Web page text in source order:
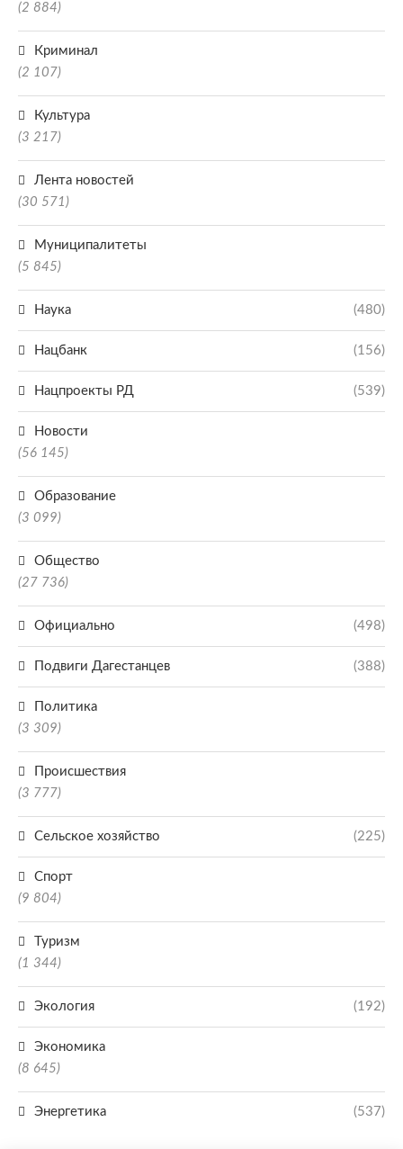
(2 884)
Криминал
(2 107)
Культура
(3 217)
Лента новостей
(30 571)
Муниципалитеты
(5 845)
Наука (480)
Нацбанк (156)
Нацпроекты РД (539)
Новости
(56 145)
Образование
(3 099)
Общество
(27 736)
Официально (498)
Подвиги Дагестанцев (388)
Политика
(3 309)
Происшествия
(3 777)
Сельское хозяйство (225)
Спорт
(9 804)
Туризм
(1 344)
Экология (192)
Экономика
(8 645)
Энергетика (537)